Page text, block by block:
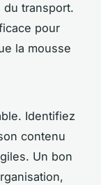
transport.
pour
la mousse
Identifiez
contenu
Un bon